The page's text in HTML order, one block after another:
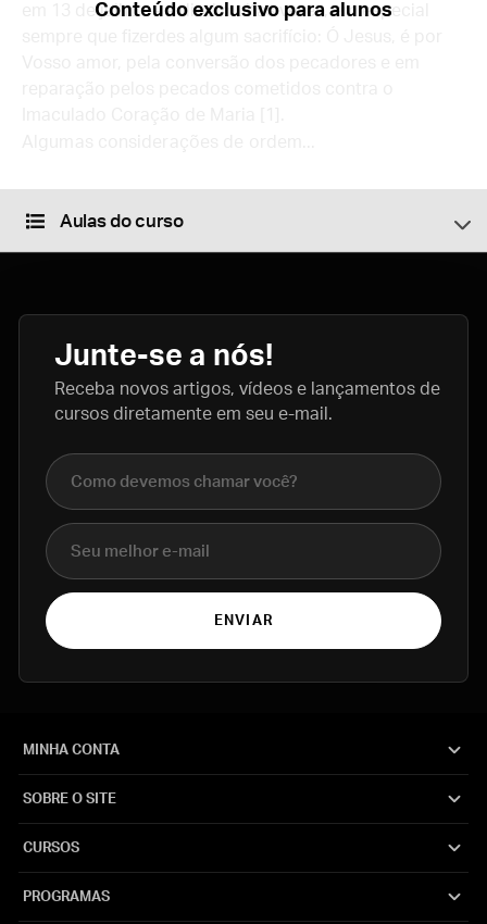
em 13 de julho — e dizei muitas vezes, em especial
Conteúdo exclusivo para alunos
Aulas do curso
Junte-se a nós!
Receba novos artigos, vídeos e lançamentos de
cursos diretamente em seu e-mail.
Nome completo
E-mail
ENVIAR
MINHA CONTA
SOBRE O SITE
CURSOS
PROGRAMAS